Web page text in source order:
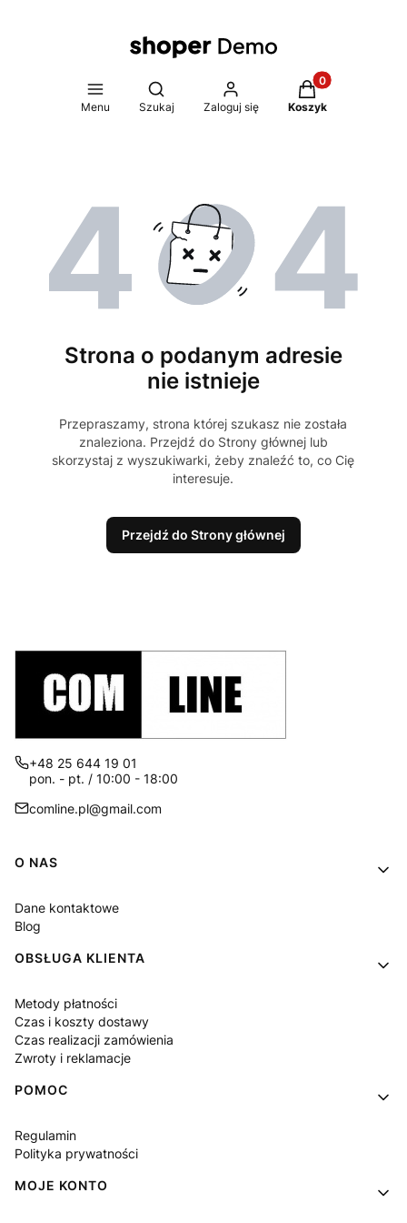
Menu
Otwórz wyszukiwarkę
Szukaj Zaloguj się
Produkty w
Koszyk
Strona o podanym adresie
nie istnieje
Przepraszamy, strona której szukasz nie została
znaleziona. Przejdź do Strony głównej lub
skorzystaj z wyszukiwarki, żeby znaleźć to, co Cię
interesuje.
Przejdź do Strony głównej
+48 25 644 19 01
pon. - pt. / 10:00 - 18:00
comline.pl@gmail.com
Linki w stopce
O NAS
Dane kontaktowe
Blog
OBSŁUGA KLIENTA
Metody płatności
Czas i koszty dostawy
Czas realizacji zamówienia
Zwroty i reklamacje
POMOC
Regulamin
Polityka prywatności
MOJE KONTO